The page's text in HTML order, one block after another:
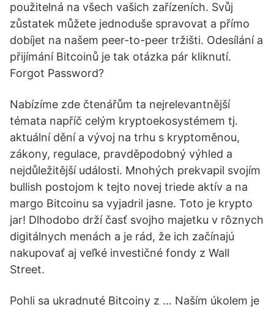
použitelná na všech vašich zařízeních. Svůj
zůstatek můžete jednoduše spravovat a přímo
dobíjet na našem peer-to-peer tržišti. Odesílání a
přijímání Bitcoinů je tak otázka pár kliknutí.
Forgot Password?
Nabízíme zde čtenářům ta nejrelevantnější
témata napříč celým kryptoekosystémem tj.
aktuální dění a vývoj na trhu s kryptoměnou,
zákony, regulace, pravděpodobný výhled a
nejdůležitější události. Mnohých prekvapil svojím
bullish postojom k tejto novej triede aktív a na
margo Bitcoinu sa vyjadril jasne. Toto je krypto
jar! Dlhodobo drží časť svojho majetku v rôznych
digitálnych menách a je rád, že ich začínajú
nakupovať aj veľké investičné fondy z Wall
Street.
Pohli sa ukradnuté Bitcoiny z … Naším úkolem je